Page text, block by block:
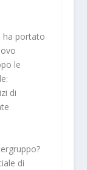
ha portato
le
di
di